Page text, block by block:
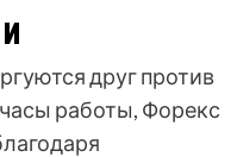
друг против
работы, Форекс